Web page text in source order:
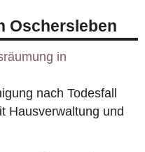
Oschersleben
in
nach Todesfall
Hausverwaltung und